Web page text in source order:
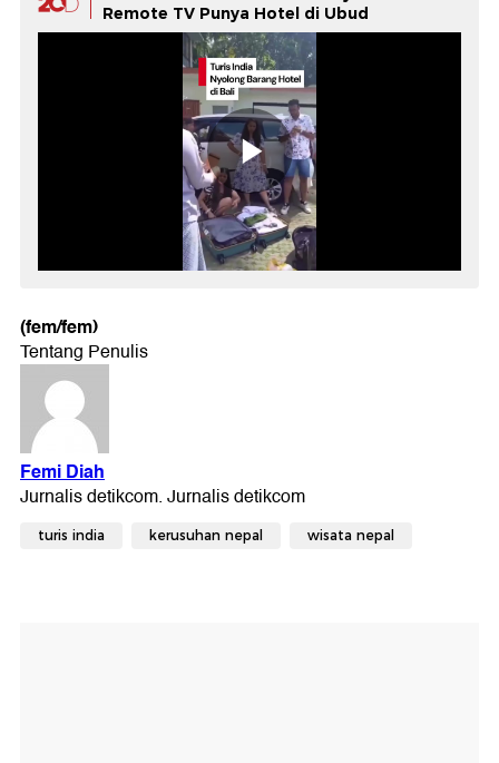
Remote TV Punya Hotel di Ubud
(fem/fem)
turis india kerusuhan nepal wisata nepal